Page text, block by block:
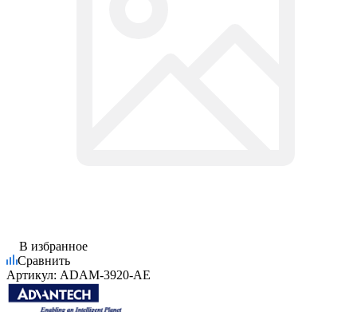
В избранное
Сравнить
Артикул: ADAM-3920-AE